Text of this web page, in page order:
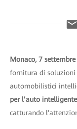
Monaco, 7 settembre
fornitura di soluzioni
automobilistici
per l’auto
catturando